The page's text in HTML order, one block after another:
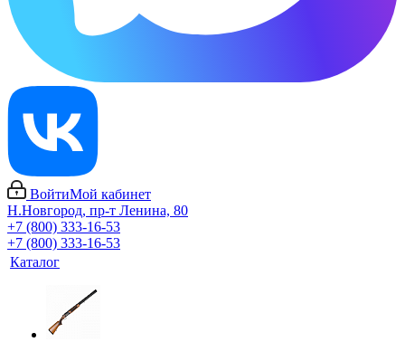
ВойтиМой кабинет
Н.Новгород, пр-т Ленина, 80
+7 (800) 333-16-53
+7 (800) 333-16-53
Каталог